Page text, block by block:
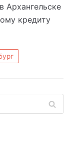
Архангельске
кредиту